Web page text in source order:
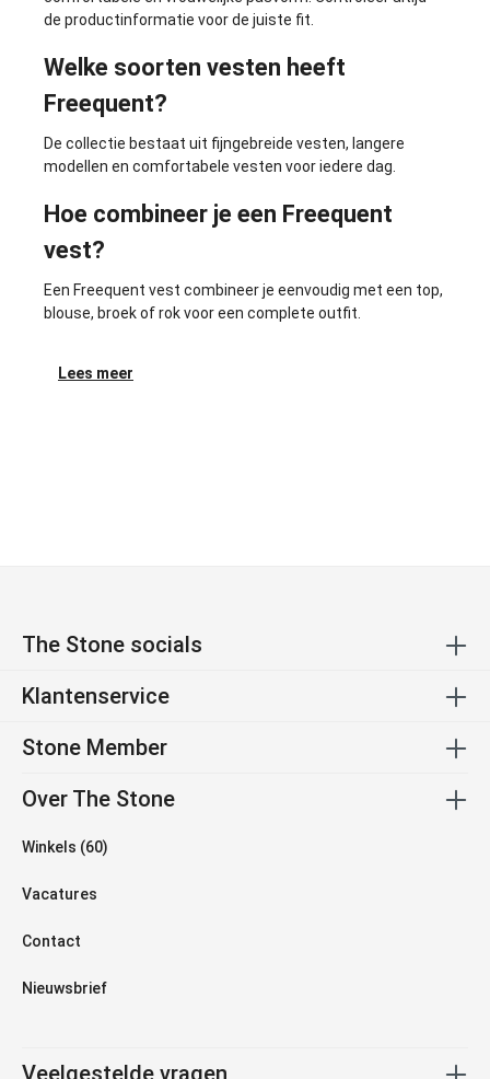
de productinformatie voor de juiste fit.
Welke soorten vesten heeft
Freequent?
De collectie bestaat uit fijngebreide vesten, langere
modellen en comfortabele vesten voor iedere dag.
Hoe combineer je een Freequent
vest?
Een Freequent vest combineer je eenvoudig met een top,
blouse, broek of rok voor een complete outfit.
Lees meer
The Stone socials
Klantenservice
Stone Member
Over The Stone
Winkels (60)
Vacatures
Contact
Nieuwsbrief
Veelgestelde vragen